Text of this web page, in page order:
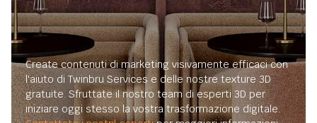
Create contenuti di marketing visivamente efficaci con
l'aiuto di Twinbru Services e delle nostre texture 3D
gratuite. Sfruttate il nostro team di esperti 3D per
iniziare oggi stesso la vostra trasformazione digitale.